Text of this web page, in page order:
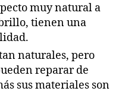
muy natural a
tienen una
naturales, pero
reparar de
sus materiales son